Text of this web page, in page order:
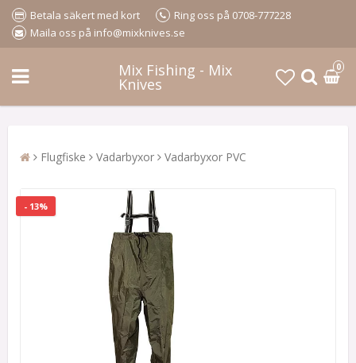
Betala säkert med kort
Ring oss på 0708-777228
Maila oss på info@mixknives.se
Mix Fishing - Mix
Knives
0
Flugfiske Vadarbyxor Vadarbyxor PVC
- 13%